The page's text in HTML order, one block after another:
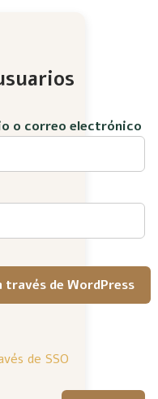
o correo electrónico
de SSO